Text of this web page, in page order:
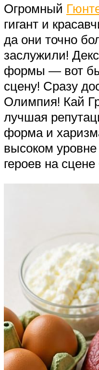
Огромный
гигант и
да они точно
заслужили!
формы — вот бы
сцену! Сразу
Олимпия! Кай
лучшая
форма и
высоком
героев на